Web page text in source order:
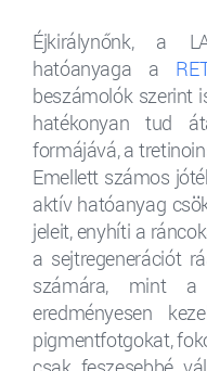
Éjkirálynőnk, a
hatóanyaga a
beszámolók szerint
hatékonyan tud
formájává, a
Emellett számos
aktív hatóanyag
jeleit, enyhíti a
a sejtregenerációt
számára, mint a
eredményesen
pigmentfotgokat,